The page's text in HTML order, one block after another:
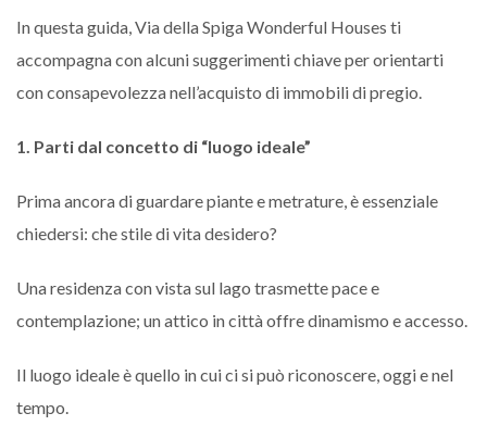
In questa guida, Via della Spiga Wonderful Houses ti
accompagna con alcuni suggerimenti chiave per orientarti
con consapevolezza nell’acquisto di immobili di pregio.
1. Parti dal concetto di “luogo ideale”
Prima ancora di guardare piante e metrature, è essenziale
chiedersi: che stile di vita desidero?
Una residenza con vista sul lago trasmette pace e
contemplazione; un attico in città offre dinamismo e accesso.
Il luogo ideale è quello in cui ci si può riconoscere, oggi e nel
tempo.